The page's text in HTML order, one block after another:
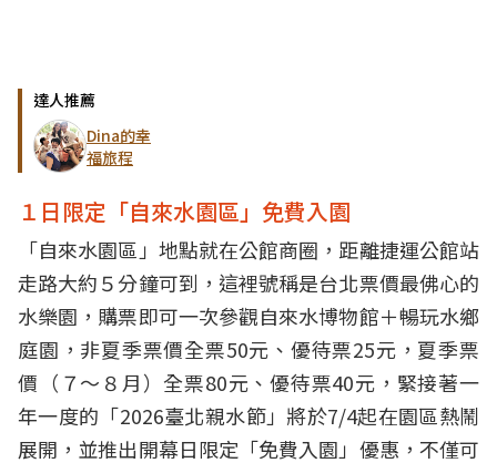
達人推薦
Dina的幸
福旅程
１日限定「自來水園區」免費入園
「自來水園區」地點就在公館商圈，距離捷運公館站
走路大約５分鐘可到，這裡號稱是台北票價最佛心的
水樂園，購票即可一次參觀自來水博物館＋暢玩水鄉
庭園，非夏季票價全票50元、優待票25元，夏季票
價（７～８月）全票80元、優待票40元，緊接著一
年一度的「2026臺北親水節」將於7/4起在園區熱鬧
展開，並推出開幕日限定「免費入園」優惠，不僅可